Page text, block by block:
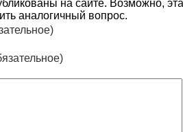
на сайте. Возможно,
аналогичный вопрос.